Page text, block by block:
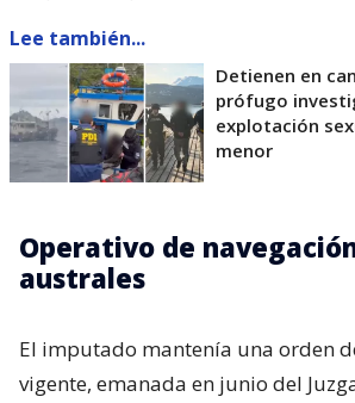
Lee también...
Detienen en
prófugo
explotación
menor
Operativo de
australes
El imputado mantenía una orden
vigente, emanada en junio del